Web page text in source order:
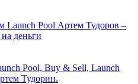
Launch Pool Артем Тудоров –
деньги
Pool, Buy & Sell, Launch
Тудорин.